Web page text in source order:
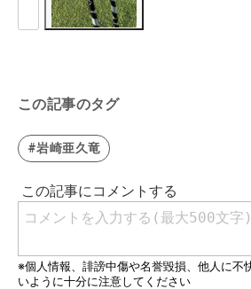
この記事のタグ
#岩崎亜久竜